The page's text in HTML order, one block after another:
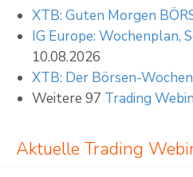
XTB: Guten Morgen
IG Europe: Wochenplan,
10.08.2026
XTB: Der Börsen-
Weitere 97 Trading
Aktuelle Trading